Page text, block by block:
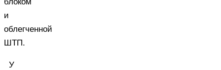
и
облегченной
ШТП.
У